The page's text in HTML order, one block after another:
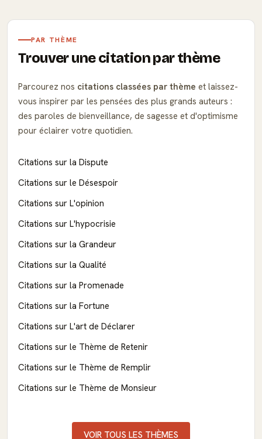
PAR THÈME
Trouver une citation par thème
Parcourez nos citations classées par thème et laissez-
vous inspirer par les pensées des plus grands auteurs :
des paroles de bienveillance, de sagesse et d'optimisme
pour éclairer votre quotidien.
Citations sur la Dispute
Citations sur le Désespoir
Citations sur L'opinion
Citations sur L'hypocrisie
Citations sur la Grandeur
Citations sur la Qualité
Citations sur la Promenade
Citations sur la Fortune
Citations sur L'art de Déclarer
Citations sur le Thème de Retenir
Citations sur le Thème de Remplir
Citations sur le Thème de Monsieur
VOIR TOUS LES THÈMES